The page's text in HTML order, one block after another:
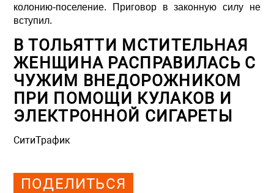
колонию-поселение. Приговор в законную силу не
вступил.
В ТОЛЬЯТТИ МСТИТЕЛЬНАЯ
ЖЕНЩИНА РАСПРАВИЛАСЬ С
ЧУЖИМ ВНЕДОРОЖНИКОМ
ПРИ ПОМОЩИ КУЛАКОВ И
ЭЛЕКТРОННОЙ СИГАРЕТЫ
СитиТрафик
ПОДЕЛИТЬСЯ